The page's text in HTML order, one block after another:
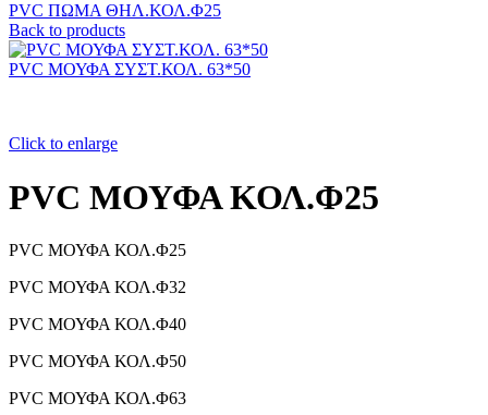
PVC ΠΩΜΑ ΘΗΛ.ΚΟΛ.Φ25
Back to products
PVC ΜΟΥΦΑ ΣΥΣΤ.ΚΟΛ. 63*50
Click to enlarge
PVC ΜΟΥΦΑ ΚΟΛ.Φ25
PVC ΜΟΥΦΑ ΚΟΛ.Φ25
PVC ΜΟΥΦΑ ΚΟΛ.Φ32
PVC ΜΟΥΦΑ ΚΟΛ.Φ40
PVC ΜΟΥΦΑ ΚΟΛ.Φ50
PVC ΜΟΥΦΑ ΚΟΛ.Φ63